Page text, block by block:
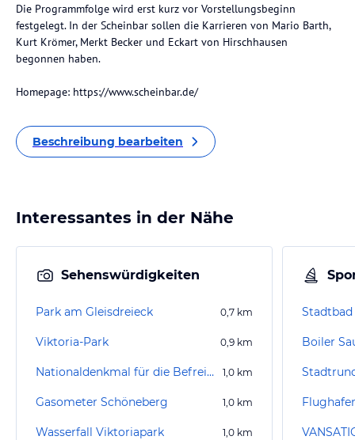
Die Programmfolge wird erst kurz vor Vorstellungsbeginn
festgelegt. In der Scheinbar sollen die Karrieren von Mario Barth,
Kurt Krömer, Merkt Becker und Eckart von Hirschhausen
begonnen haben.
Homepage: https://www.scheinbar.de/
Beschreibung bearbeiten
Interessantes in der Nähe
Sehenswürdigkeiten
Park am Gleisdreieck 0,7 km
Viktoria-Park 0,9 km
Nationaldenkmal für die Befreiungskriege 1,0 km
Gasometer Schöneberg 1,0 km
Wasserfall Viktoriapark 1,0 km
Boiler